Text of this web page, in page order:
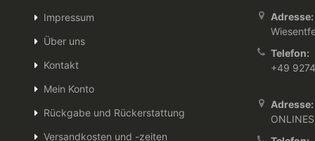
Impressum
Über uns
Kontakt
Mein Konto
Rückgabe und Rückerstattung
Versandkosten und -zeiten
Adresse:
Telefon:
+49
Adresse: